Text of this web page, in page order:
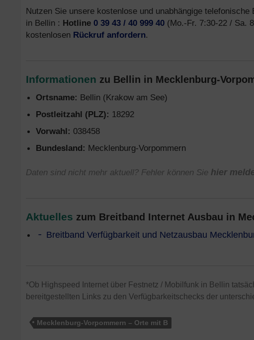
Nutzen Sie unsere kostenlose und unabhängige
in Bellin : Hotline 0 39 43 / 40 999 40 (Mo.-Fr. 7:30-22 / Sa.
kostenlosen Rückruf anfordern.
Informationen zu Bellin in Mecklenburg-
Ortsname: Bellin (Krakow am See)
Postleitzahl (PLZ): 18292
Vorwahl: 038458
Bundesland: Mecklenburg-Vorpommern
Daten sind nicht mehr aktuell? Fehler können Sie hier
Aktuelles zum Breitband Internet Ausbau in
Breitband Verfügbarkeit und Netzausbau
*Ob Highspeed Internet über Festnetz / Mobilfunk in Bellin
bereitgestellten Links zu den Verfügbarkeitschecks der
Mecklenburg-Vorpommern – Orte mit B